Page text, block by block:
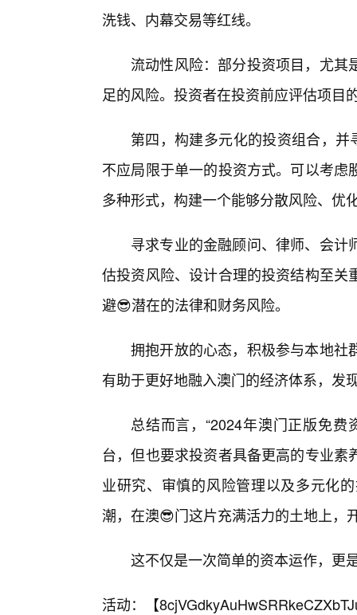
洗钱、内幕交易等红线。
流动性风险：部分投资项目，尤
足的风险。投资者在投资前应评估项目
第四，构建多元化的投资组合，并
不应局限于单一的投资方式。可以考
多种形式，构建一个能够分散风险、优
寻求专业的金融顾问、律师、会
估投资风险、设计合理的投资结构至
避😎潜在的法律和财务风险。
拥抱开放的心态，积极参与本地社
有助于更好地融入澳门的经济体系，发
总结而言，“2024年澳门正版免
台，但也要求投资者具备更高的专业
业研究、审慎的风险管理以及多元化
潮，在澳😎门这片充满活力的土地上，
这不仅是一次简单的资本运作，更
活动：【